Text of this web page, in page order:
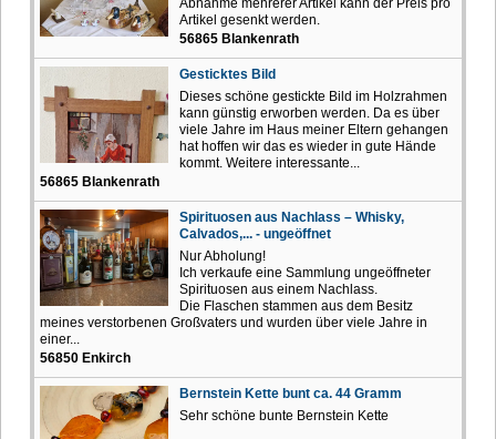
Artikel gesenkt werden.
56865 Blankenrath
Gesticktes Bild
Dieses schöne gestickte Bild im Holzrahmen
kann günstig erworben werden. Da es über
viele Jahre im Haus meiner Eltern gehangen
hat hoffen wir das es wieder in gute Hände
kommt. Weitere interessante...
56865 Blankenrath
Spirituosen aus Nachlass – Whisky,
Calvados,... - ungeöffnet
Nur Abholung!
Ich verkaufe eine Sammlung ungeöffneter
Spirituosen aus einem Nachlass.
Die Flaschen stammen aus dem Besitz
meines verstorbenen Großvaters und wurden über viele Jahre in
einer...
56850 Enkirch
Bernstein Kette bunt ca. 44 Gramm
Sehr schöne bunte Bernstein Kette